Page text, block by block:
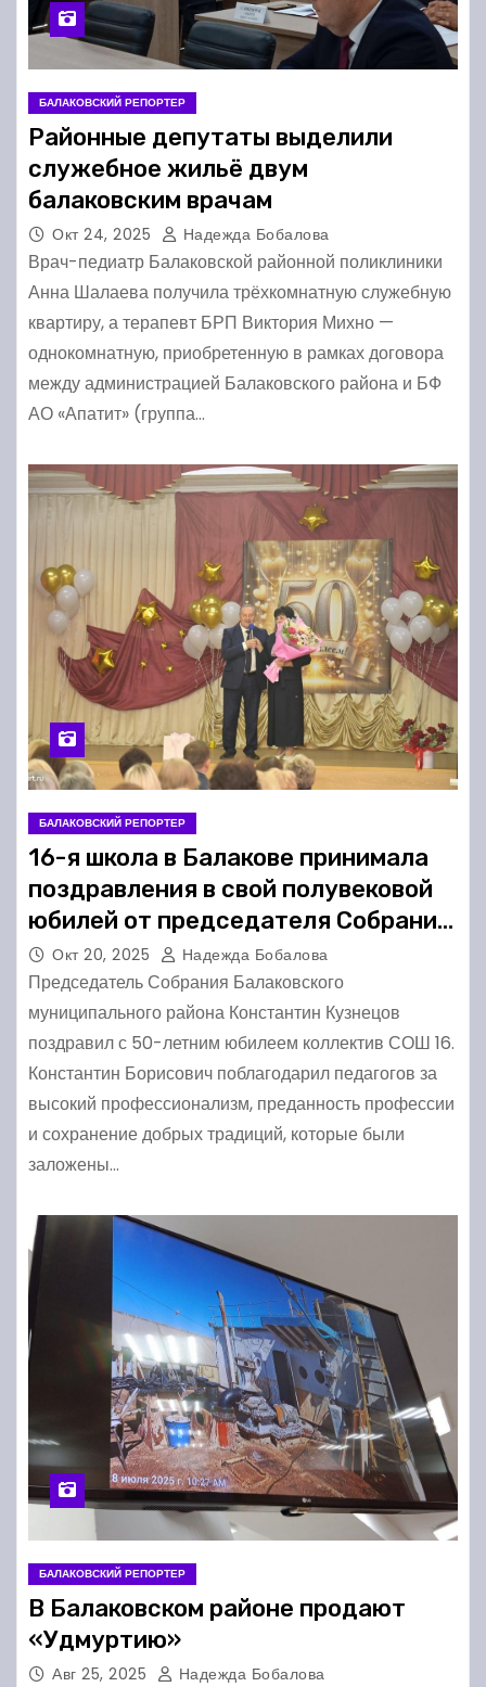
БАЛАКОВСКИЙ РЕПОРТЕР
Районные депутаты выделили
служебное жильё двум
балаковским врачам
Окт 24, 2025 Надежда Бобалова
Врач-педиатр Балаковской районной поликлиники
Анна Шалаева получила трёхкомнатную служебную
квартиру, а терапевт БРП Виктория Михно —
однокомнатную, приобретенную в рамках договора
между администрацией Балаковского района и БФ
АО «Апатит» (группа…
БАЛАКОВСКИЙ РЕПОРТЕР
16-я школа в Балакове принимала
поздравления в свой полувековой
юбилей от председателя Собрания
БМРОкт 20, 2025 Надежда Бобалова
Председатель Собрания Балаковского
муниципального района Константин Кузнецов
поздравил с 50-летним юбилеем коллектив СОШ 16.
Константин Борисович поблагодарил педагогов за
высокий профессионализм, преданность профессии
и сохранение добрых традиций, которые были
заложены…
БАЛАКОВСКИЙ РЕПОРТЕР
В Балаковском районе продают
«Удмуртию»
Авг 25, 2025 Надежда Бобалова